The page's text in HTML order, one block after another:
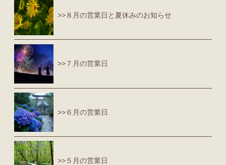
>>８月の営業日と夏休みのお知らせ
>>７月の営業日
>>６月の営業日
>>５月の営業日